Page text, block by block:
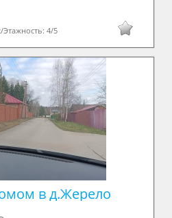
Этажность:4/5
в д.Жерело